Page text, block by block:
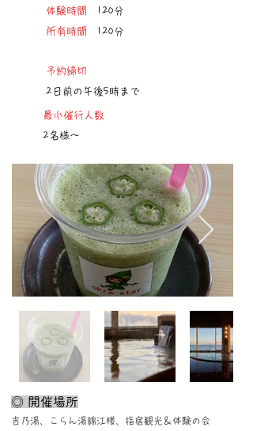
体験時間
120分
所有時間 120分
予約締切
2日前の午後5時まで
最小催行人数
2名様～
吉乃湯、こらん湯錦江楼、指宿観光＆体験の会
◎ 開催場所